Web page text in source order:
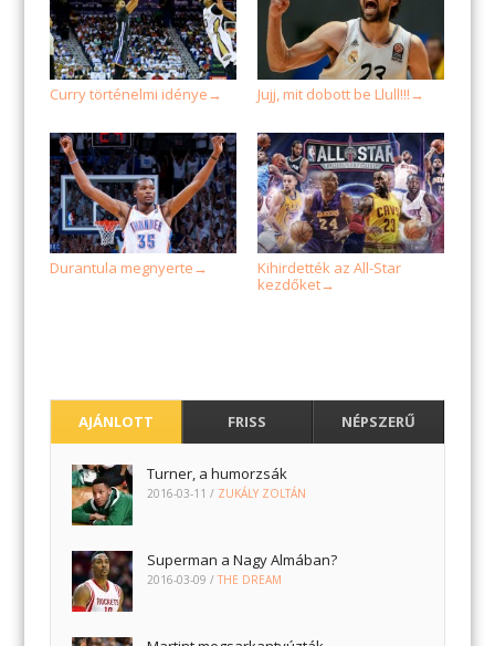
Curry történelmi idénye → Jujj, mit dobott be Llull!!! →
Durantula megnyerte →
Kihirdették az All-Star
kezdőket→
AJÁNLOTT FRISS NÉPSZERŰ
Turner, a humorzsák
2016-03-11 / ZUKÁLY ZOLTÁN
Superman a Nagy Almában?
2016-03-09 /THE DREAM